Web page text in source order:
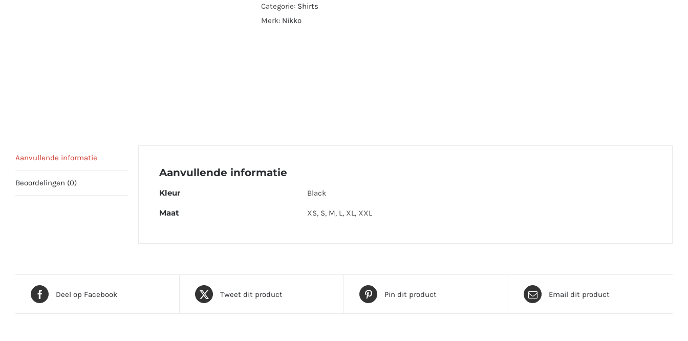
Categorie: Shirts
Merk: Nikko
Aanvullende informatie
Beoordelingen (0)
Aanvullende informatie
Kleur Black
Maat XS, S, M, L, XL, XXL
Deel op Facebook Tweet dit product Pin dit product Email dit product